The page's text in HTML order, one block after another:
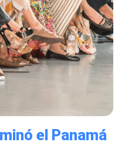
el Panamá